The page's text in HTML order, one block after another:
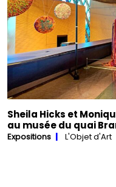
Sheila Hicks et
au musée du quai
Expositions L'Objet d'Art